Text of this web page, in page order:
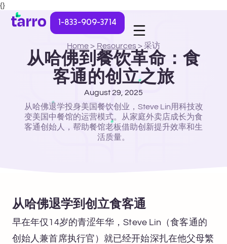
{}
1-833-909-3714
Home > Resources > 采访
从哈佛到餐饮革命：食
客通的创立之旅
August 29, 2025
从哈佛退学投身美国餐饮创业，Steve Lin用科技改
变美国中餐馆的运营模式。从家庭外卖店成长为食
客通创始人，帮助餐馆老板借助创新提升效率和生
活质量。
从哈佛退学到创立食客通
早在年仅14岁的青涩年华，Steve Lin（食客通的
创始人兼首席执行官）就已经开始深扎在他父母繁